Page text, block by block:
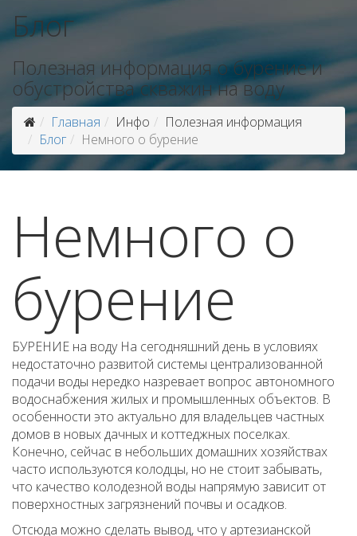
Блог
Полезная информация о бурение и
обустройства скважин на воду
Главная Инфо
Полезная информация
Блог
Немного о бурение
Немного о
бурение
БУРЕНИЕ на воду На сегодняшний день в условиях
недостаточно развитой системы централизованной
подачи воды нередко назревает вопрос автономного
водоснабжения жилых и промышленных объектов. В
особенности это актуально для владельцев частных
домов в новых дачных и коттеджных поселках.
Конечно, сейчас в небольших домашних хозяйствах
часто используются колодцы, но не стоит забывать,
что качество колодезной воды напрямую зависит от
поверхностных загрязнений почвы и осадков.
Отсюда можно сделать вывод, что у артезианской